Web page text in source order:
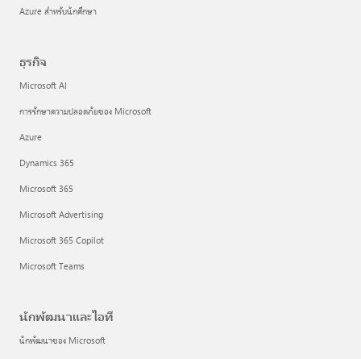
Azure สำหรับนักศึกษา
ธุรกิจ
Microsoft AI
การรักษาความปลอดภัยของ Microsoft
Azure
Dynamics 365
Microsoft 365
Microsoft Advertising
Microsoft 365 Copilot
Microsoft Teams
นักพัฒนาและไอที
นักพัฒนาของ Microsoft